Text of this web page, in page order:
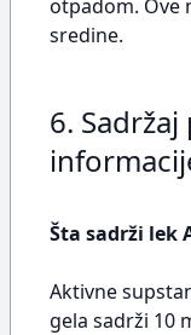
otpadom. Ove
sredine.
6.
Šta sadrži lek
Aktivne
gela sadrži 10